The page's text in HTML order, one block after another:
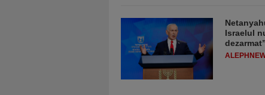
Israelul
dezarmat”